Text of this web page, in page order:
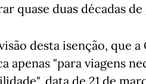
quase duas décadas
desta isenção, que
apenas "para viagens
data de 21 de